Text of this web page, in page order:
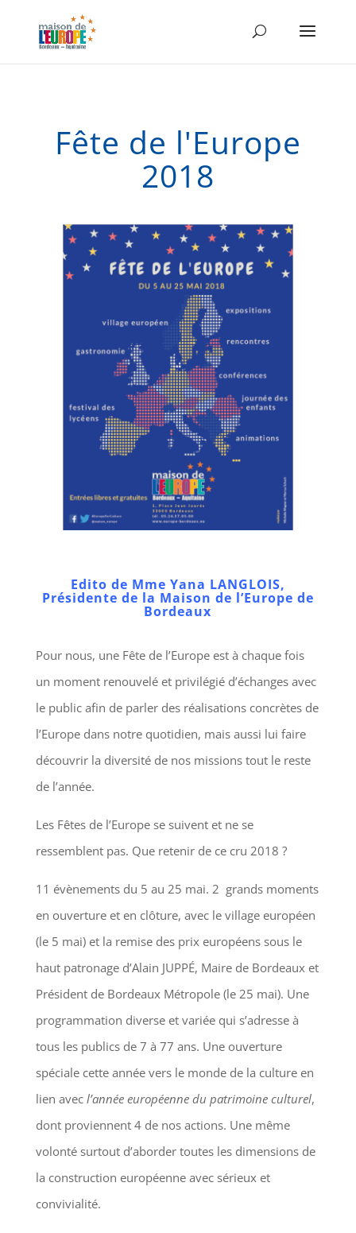
Fête de l'Europe
2018
Edito de Mme Yana LANGLOIS,
Présidente de la Maison de l’Europe de
Bordeaux
Pour nous, une Fête de l’Europe est à chaque fois
un moment renouvelé et privilégié d’échanges avec
le public afin de parler des réalisations concrètes de
l’Europe dans notre quotidien, mais aussi lui faire
découvrir la diversité de nos missions tout le reste
de l’année.
Les Fêtes de l’Europe se suivent et ne se
ressemblent pas. Que retenir de ce cru 2018 ?
11 évènements du 5 au 25 mai. 2 grands moments
en ouverture et en clôture, avec le village européen
(le 5 mai) et la remise des prix européens sous le
haut patronage d’Alain JUPPÉ, Maire de Bordeaux et
Président de Bordeaux Métropole (le 25 mai). Une
programmation diverse et variée qui s’adresse à
tous les publics de 7 à 77 ans. Une ouverture
spéciale cette année vers le monde de la culture en
lien avec l’année européenne du patrimoine culturel,
dont proviennent 4 de nos actions. Une même
volonté surtout d’aborder toutes les dimensions de
la construction européenne avec sérieux et
convivialité.